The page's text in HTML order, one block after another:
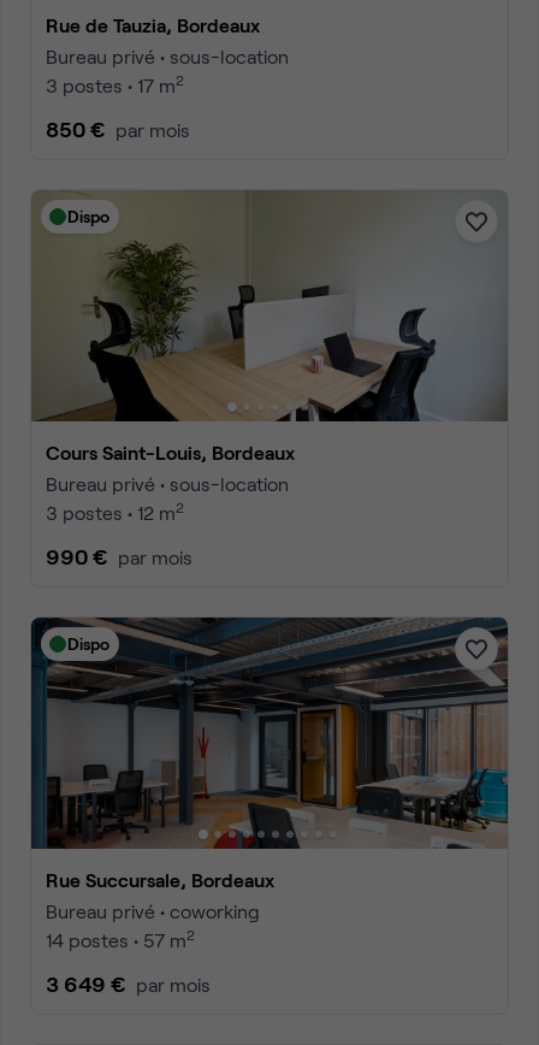
Rue de Tauzia, Bordeaux
Bureau privé • sous-location
3 postes • 17 m2
850 € par mois
Dispo
Cours Saint-Louis, Bordeaux
Bureau privé • sous-location
3 postes • 12 m2
990 € par mois
Dispo
Rue Succursale, Bordeaux
Bureau privé • coworking
14 postes • 57 m2
3 649 € par mois